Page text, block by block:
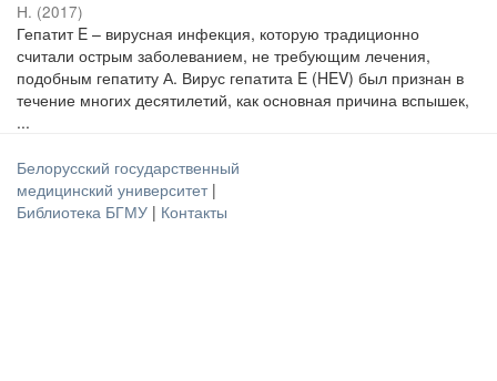
Н. (2017)
Гепатит E – вирусная инфекция, которую традиционно
считали острым заболеванием, не требующим лечения,
подобным гепатиту А. Вирус гепатита E (HEV) был признан в
течение многих десятилетий, как основная причина вспышек,
...
Белорусский государственный
медицинский университет |
Библиотека БГМУ | Контакты